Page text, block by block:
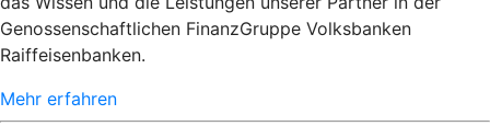
Genossenschaftlichen FinanzGruppe Volksbanken
Raiffeisenbanken.
Mehr erfahren